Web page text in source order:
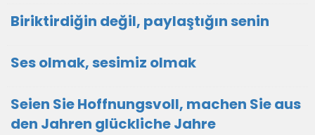
Biriktirdiğin değil, paylaştığın senin
Ses olmak, sesimiz olmak
Seien Sie Hoffnungsvoll, machen Sie aus
den Jahren glückliche Jahre